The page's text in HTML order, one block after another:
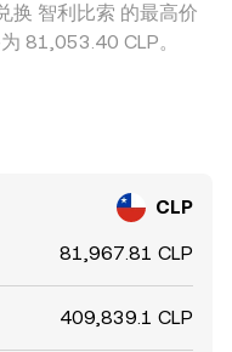
换 智利比索 的最高价
81,053.40 CLP。
CLP
81,967.81 CLP
409,839.1 CLP